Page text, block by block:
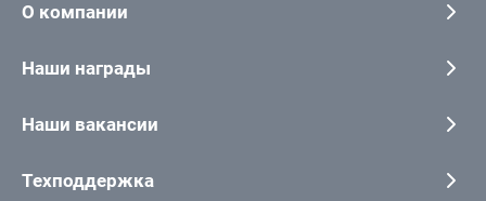
О компании
Наши награды
Наши вакансии
Техподдержка